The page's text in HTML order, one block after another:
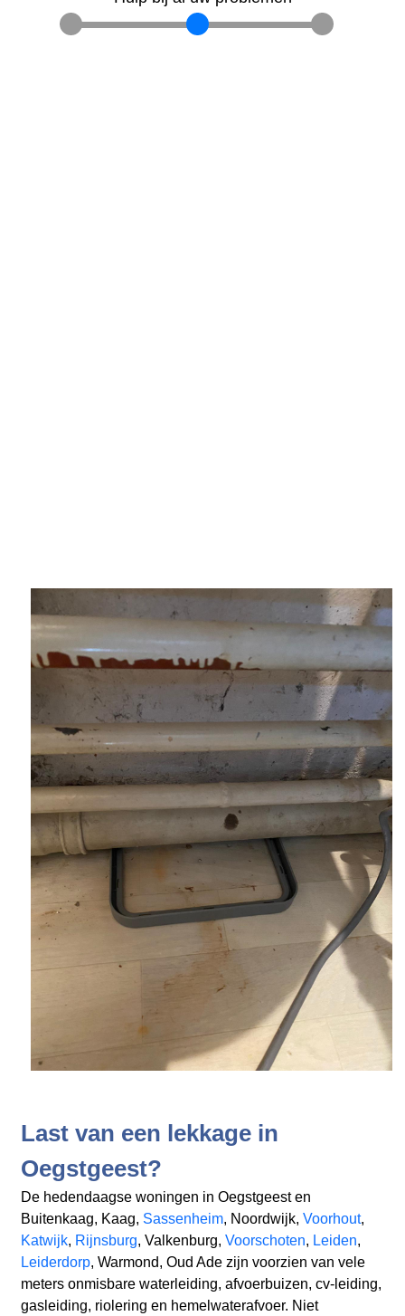
Last van een lekkage in
Oegstgeest?
De hedendaagse woningen in Oegstgeest en
Buitenkaag, Kaag, Sassenheim, Noordwijk, Voorhout,
Katwijk, Rijnsburg, Valkenburg, Voorschoten, Leiden,
Leiderdorp, Warmond, Oud Ade zijn voorzien van vele
meters onmisbare waterleiding, afvoerbuizen, cv-leiding,
gasleiding, riolering en hemelwaterafvoer. Niet